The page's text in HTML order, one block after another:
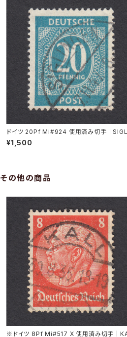
ドイツ 20Pf Mi#924 使用済み切手｜
GEN 7.11.1947
¥1,500
その他の商品
※ドイツ 8Pf Mi#517 X 使用済み切手｜